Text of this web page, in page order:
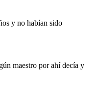
y no habían sido
maestro por ahí decía y